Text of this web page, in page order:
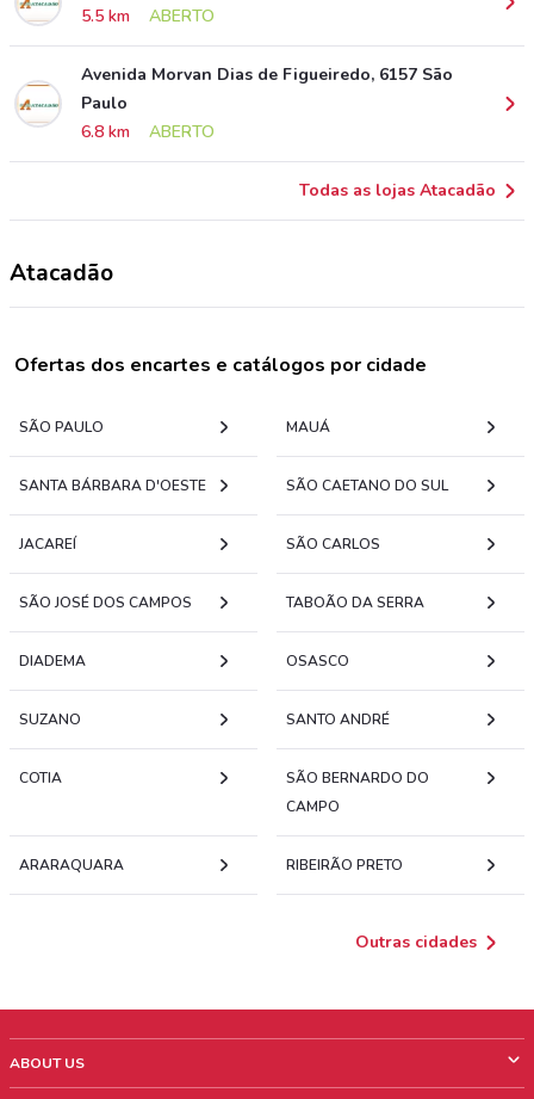
5.5 km
ABERTO
Avenida Morvan Dias de Figueiredo, 6157 São
Paulo
6.8 km
ABERTO
Todas as lojas Atacadão
Atacadão
Ofertas dos encartes e catálogos por cidade
SÃO PAULO MAUÁ
SANTA BÁRBARA D'OESTE SÃO CAETANO DO SUL
JACAREÍ SÃO CARLOS
SÃO JOSÉ DOS CAMPOS TABOÃO DA SERRA
DIADEMA OSASCO
SUZANO SANTO ANDRÉ
COTIA
SÃO BERNARDO DO
CAMPO
ARARAQUARA RIBEIRÃO PRETO
Outras cidades
ABOUT US